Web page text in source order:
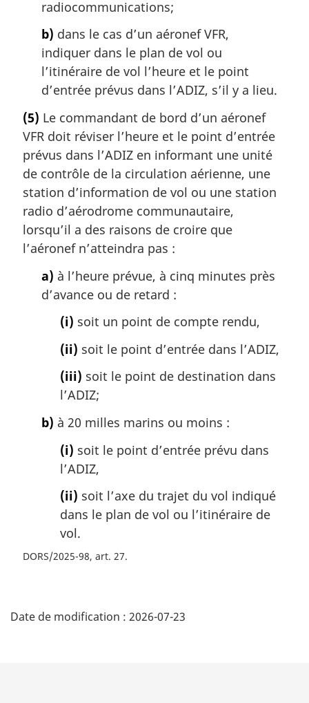
radiocommunications;
b) dans le cas d’un aéronef VFR,
indiquer dans le plan de vol ou
l’itinéraire de vol l’heure et le point
d’entrée prévus dans l’ADIZ, s’il y a lieu.
(5) Le commandant de bord d’un aéronef
VFR doit réviser l’heure et le point d’entrée
prévus dans l’ADIZ en informant une unité
de contrôle de la circulation aérienne, une
station d’information de vol ou une station
radio d’aérodrome communautaire,
lorsqu’il a des raisons de croire que
l’aéronef n’atteindra pas :
a) à l’heure prévue, à cinq minutes près
d’avance ou de retard :
(i) soit un point de compte rendu,
(ii) soit le point d’entrée dans l’ADIZ,
(iii) soit le point de destination dans
l’ADIZ;
b) à 20 milles marins ou moins :
(i) soit le point d’entrée prévu dans
l’ADIZ,
(ii) soit l’axe du trajet du vol indiqué
dans le plan de vol ou l’itinéraire de
vol.
DORS/2025-98, art. 27
é
Date de modification : 2026-07-23